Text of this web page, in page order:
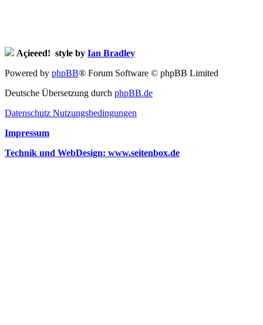
Açieeed! style by Ian Bradley
Powered by phpBB® Forum Software © phpBB Limited
Deutsche Übersetzung durch phpBB.de
Datenschutz Nutzungsbedingungen
Impressum
Technik und WebDesign: www.seitenbox.de